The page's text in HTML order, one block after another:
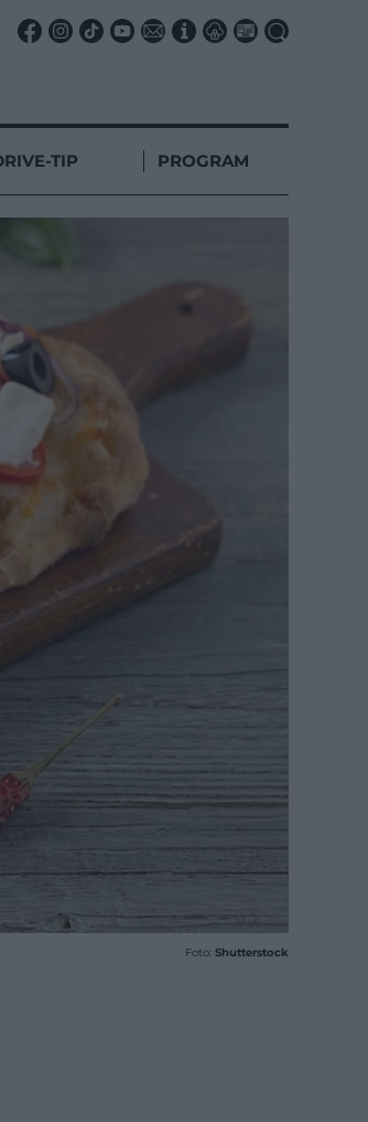
TIP PROGRAM
Foto: Shutterstock